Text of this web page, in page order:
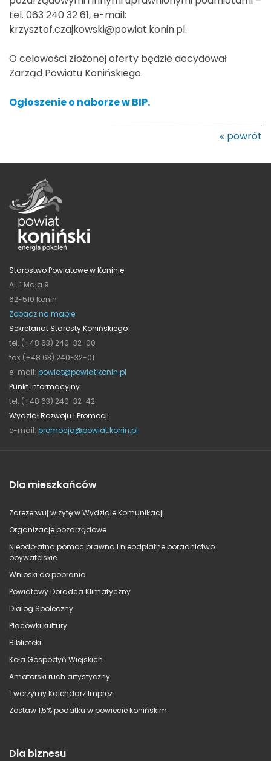
tel. 063 240 32 61, e-mail:
krzysztof.czajkowski@powiat.konin.pl.
O celowości złożonej oferty będzie decydował
Zarząd Powiatu Konińskiego.
Ogłoszenie o naborze w BIP.
powrót
Starostwo Powiatowe w Koninie
Al. 1 Maja 9
62-510 Konin
Zobacz na mapie
Sekretariat Starosty Konińskiego
tel. (+48 63) 240-32-00
fax (+48 63) 240-32-01
e-mail: powiat@powiat.konin.pl
Punkt informacyjny
tel. (+48 63) 240-32-42
Wydział Rozwoju i Promocji
e-mail: promocja@powiat.konin.pl
Dla mieszkańców
Zarezerwuj wizytę w Wydziale Komunikacji
Organizacje pozarządowe
Nieodpłatna pomoc prawna i nieodpłatne poradnictwo
obywatelskie
Wnioski do pobrania
Powiatowy Doradca Klimatyczny
Dialog Społeczny
Placówki kultury
Biblioteki
Koła Gospodyń Wiejskich
Amatorski ruch artystyczny
Tworzymy Kalendarz Imprez
Zostaw 1,5% podatku w powiecie konińskim
Dla biznesu